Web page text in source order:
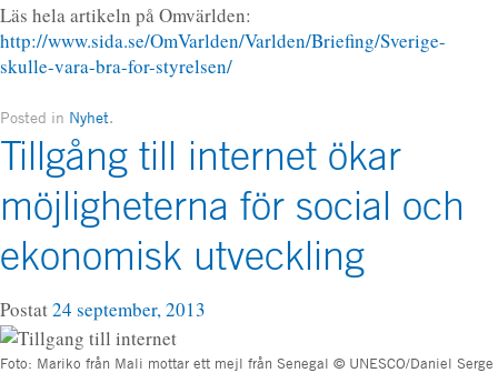
Läs hela artikeln på Omvärlden:
http://www.sida.se/OmVarlden/Varlden/Briefing/Sverige-
skulle-vara-bra-for-styrelsen/
Posted in Nyhet.
Tillgång till internet ökar
möjligheterna för social och
ekonomisk utveckling
Postat24 september, 2013
Foto: Mariko från Mali mottar ett mejl från Senegal © UNESCO/Daniel Serge